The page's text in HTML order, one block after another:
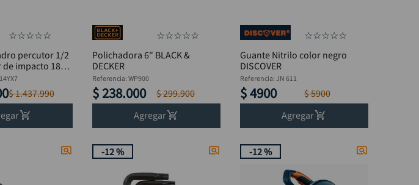
☆☆☆☆☆
percutor 1/2
impacto 18V
$1.437.990
☆☆☆☆☆
Polichadora 6" BLACK &
DECKER
Referencia: WP900
$ 238.000 $299.900
Agregar
☆☆☆☆☆
Guante Nitrilo color negro
DISCOVER
Referencia: JN 611
$4900 $5900
Agregar
-12 % -12 %